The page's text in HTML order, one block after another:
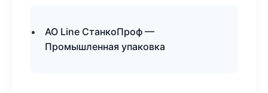
АО Line СтанкоПроф —
Промышленная упаковка